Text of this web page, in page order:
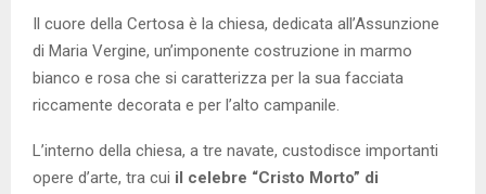
Il cuore della Certosa è la chiesa, dedicata all’Assunzione
di Maria Vergine, un’imponente costruzione in marmo
bianco e rosa che si caratterizza per la sua facciata
riccamente decorata e per l’alto campanile.
L’interno della chiesa, a tre navate, custodisce importanti
opere d’arte, tra cui il celebre “Cristo Morto” di